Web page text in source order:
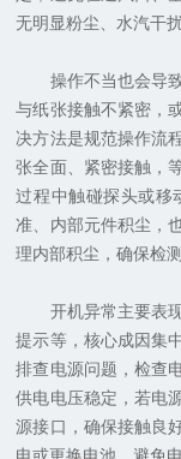
无明显粉尘、水汽干扰
操作不当也会导致
与纸张接触不紧密，
决方法是规范操作流
张全面、紧密接触，
过程中触碰探头或移
准、内部元件积尘，
理内部积尘，确保检
开机异常主要表现
提示等，核心成因集
排查电源问题，检查
供电电压稳定，若电
源接口，确保接触良